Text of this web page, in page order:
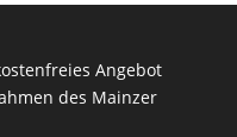
Angebot
des Mainzer